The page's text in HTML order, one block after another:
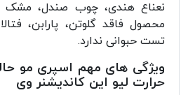
نعناع هندی، چوب صندل،
محصول فاقد گلوتن، پارابن،
تست حبوانی ندارد.
ویژگی های مهم اسپری مو
حرارت لیو این کاندیشنر وی